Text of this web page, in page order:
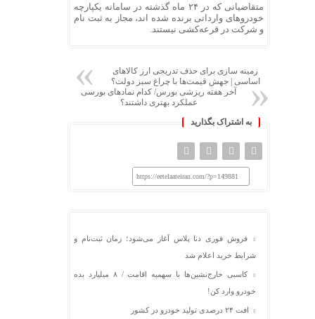
متقاضیانی که در ۲۴ ماه گذشته در سامانه یکپارچه
خودروهای وارداتی برنده شده اند، مجاز به ثبت نام
و شرکت در قرعه‌کشی نیستند.
زمینه سازی برای حذف تدریجی ارز کالاهای
اساسی | جهش قیمت‌ها با چراغ سبز دولت؟
آخر هفته ریزشی بورس/ کدام نمادهای بورسی
عملکرد بهتری داشتند؟
به اشتراک بگذارید
https://eetelaateiran.com/?p=149881
فروش فوری دنا پلاس آغاز می‌شود؛ زمان ثبت‌نام و
شرایط خرید اعلام شد
کاسبی خارج‌نشین‌ها با سهمیه اقامت / ۸ میلیارد بده
خودرو وارد کن!
افت ۲۴ درصدی تولید خودرو در کشور